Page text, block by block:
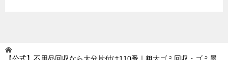
【公式】不用品回収なら大分片付け110番｜粗大ゴミ回収・ゴミ屋